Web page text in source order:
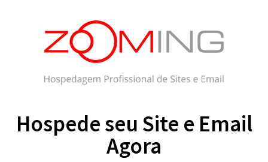
Hospede seu Site e Email
Agora